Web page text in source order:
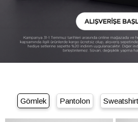
Gömlek Pantolon Sweatshirt